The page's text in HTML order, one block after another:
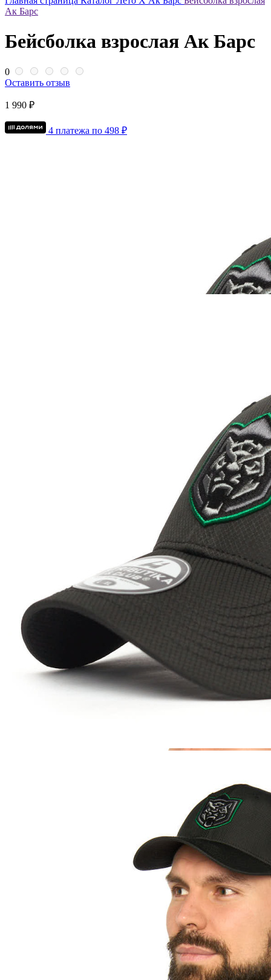
Ак Барс
Бейсболка взрослая Ак Барс
0
Оставить отзыв
1 990 ₽
4 платежа по 498 ₽